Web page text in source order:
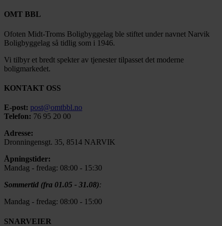
OMT BBL
Ofoten Midt-Troms Boligbyggelag ble stiftet under navnet Narvik
Boligbyggelag så tidlig som i 1946.
Vi tilbyr et bredt spekter av tjenester tilpasset det moderne
boligmarkedet.
KONTAKT OSS
E-post: post@omtbbl.no
Telefon: 76 95 20 00
Adresse:
Dronningensgt. 35, 8514 NARVIK
Åpningstider:
Mandag - fredag: 08:00 - 15:30
Sommertid (fra 01.05 - 31.08):
Mandag - fredag: 08:00 - 15:00
SNARVEIER